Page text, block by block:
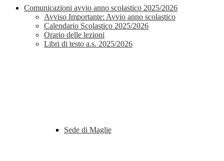
Comunicazioni avvio anno scolastico 2025/2026
Avviso Importante: Avvio anno scolastico
Calendario Scolastico 2025/2026
Orario delle lezioni
Libri di testo a.s. 2025/2026
Sede di Maglie